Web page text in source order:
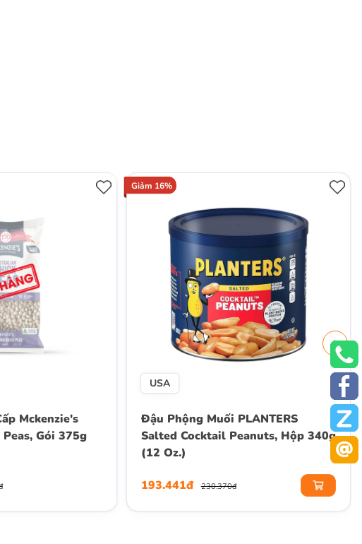
Mckenzie's
Gói 375g
Giảm 16%
USA
Đậu Phộng Muối PLANTERS
Salted Cocktail Peanuts, Hộp 340g
(12 Oz.)
193.441đ 230.370đ